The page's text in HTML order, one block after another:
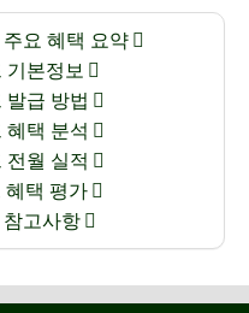
요 혜택 요약
기본정보
발급 방법
혜택 분석
전월 실적
혜택 평가
고사항